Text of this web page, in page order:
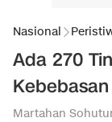
Nasional
Ada 270
Martahan